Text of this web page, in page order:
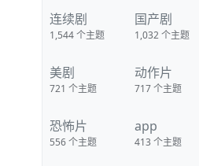
连续剧
1,544 个主题
国产剧
1,032个主题
美剧
721 个主题
动作片
717个主题
恐怖片
556 个主题
app
413个主题